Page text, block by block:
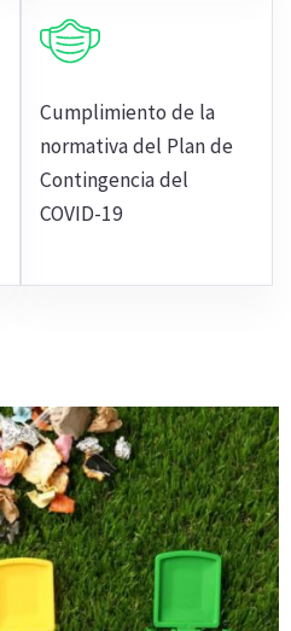
Cumplimiento de la
normativa del Plan de
Contingencia del
COVID-19